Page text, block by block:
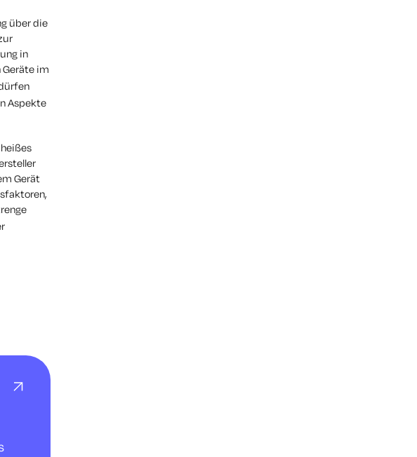
über die
in
im
Aspekte
Gerät